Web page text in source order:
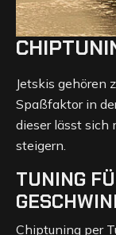
Jetskis gehören
Spaßfaktor in
dieser lässt
steigern.
TUNING
Chiptuning per